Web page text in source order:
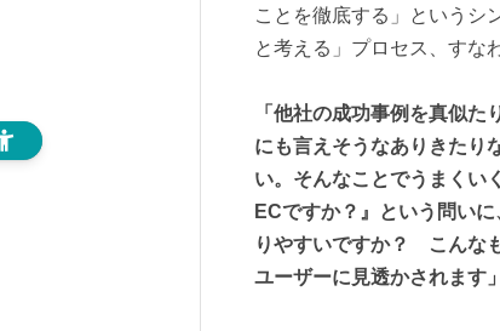
ことを徹底する」というシ
と考える」プロセス、すな
「他社の成功事例を真似
にも言えそうなありきたり
い。そんなことでうまくい
ECですか？』という問い
りやすいですか？ こんな
ユーザーに見透かされます」